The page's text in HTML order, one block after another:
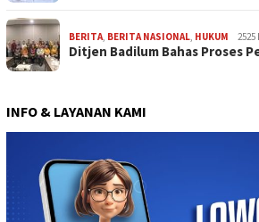
BERITA, BERITA NASIONAL, HUKUM
Ditjen Badilum Bahas Proses
INFO & LAYANAN KAMI